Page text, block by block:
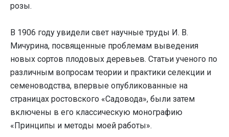
розы.
В 1906 году увидели свет научные труды И. В.
Мичурина, посвященные проблемам выведения
новых сортов плодовых деревьев. Статьи ученого по
различным вопросам теории и практики селекции и
семеноводства, впервые опубликованные на
страницах ростовского «Садовода», были затем
включены в его классическую монографию
«Принципы и методы моей работы».